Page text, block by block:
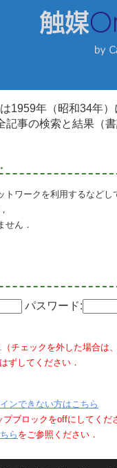
1959年（昭和34年
記事の検索と結果（
トワークを利用するなど
せん．
パスワード:
チェックを外した場合は
ずしてください．
ンできない方はこちら
ブロックをoffにしてくだ
ら をご参照ください．